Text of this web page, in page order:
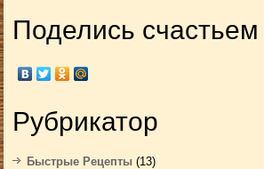
Поделись счастьем
Рубрикатор
Быстрые Рецепты (13)